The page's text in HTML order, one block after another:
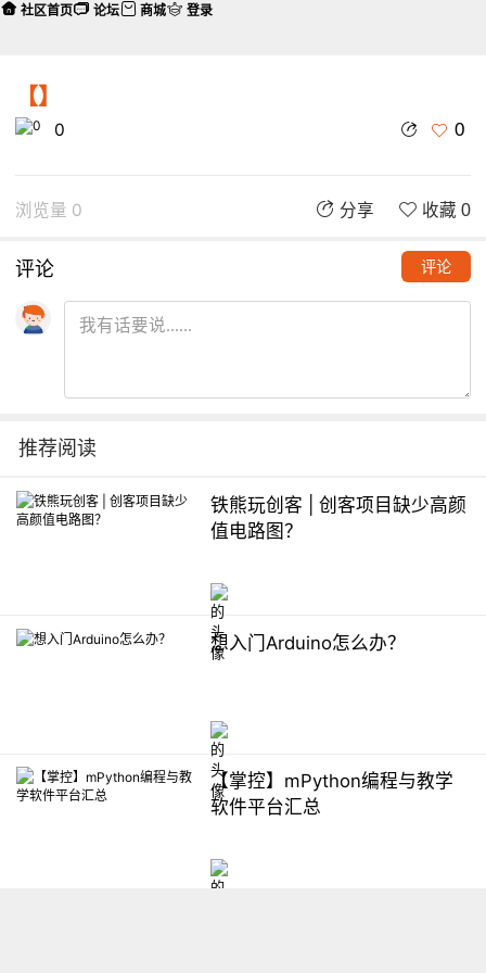
【】
0 0
浏览量 0 分享 收藏 0
评论 评论
推荐阅读
铁熊玩创客 | 创客项目缺少高颜
值电路图？
想入门Arduino怎么办？
【掌控】mPython编程与教学
软件平台汇总
社区首页 论坛 商城 登录